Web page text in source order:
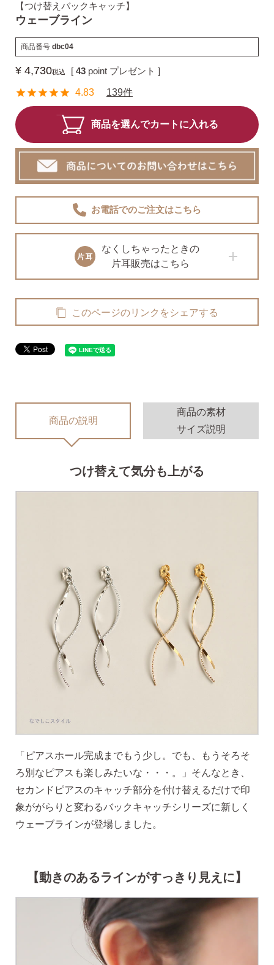
揺れるスタッドピアス
揺れるフックピアス
バックキャッチ
ピアスチャーム
予備の替えキャッチ・ケア用品
無くした時の片耳ピアス
全ての商品を見る
ピアスの大きさで選ぶ
シーンで選ぶ
インスタライブで紹介したピアス
商品レビューを見る
なでしこピアスの使いやすい所や
使いにくい所を、赤裸々にレビューしてます。
なでしこスタイルのこだわり
ピアス安心サポート
お買い物について
なでしこスタイルについて
【つけ替えバックキャッチ】
ウェーブライン
商品番号 dbc04
¥ 4,730税込 [ 43 point プレゼント ]
4.83 139件
商品を選んでカートに入れる
お電話でのご注文はこちら
なくしちゃったときの
片耳販売はこちら
このページのリンクをシェアする
商品の説明
商品の素材
サイズ説明
つけ替えて気分も上がる
「ピアスホール完成までもう少し。でも、もうそろそ
ろ別なピアスも楽しみたいな・・・。」そんなとき、
セカンドピアスのキャッチ部分を付け替えるだけで印
象ががらりと変わるバックキャッチシリーズに新しく
ウェーブラインが登場しました。
【動きのあるラインがすっきり見えに】